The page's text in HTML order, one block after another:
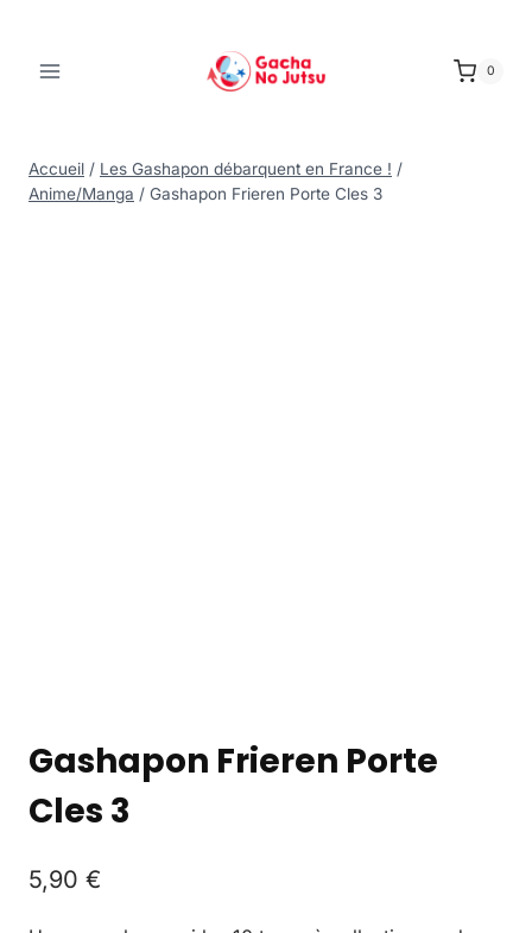
0
Accueil / Les Gashapon débarquent en France ! /
Anime/Manga / Gashapon Frieren Porte Cles 3
Gashapon Frieren Porte
Cles 3
5,90 €